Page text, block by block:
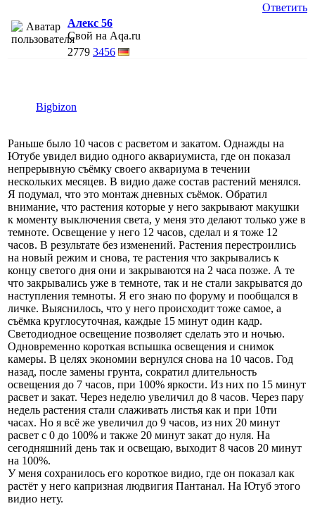
Ответить
Алекс 56
Свой на Aqa.ru
2779 3456
Bigbizon
Раньше было 10 часов с расветом и закатом. Однажды на
Ютубе увидел видио одного аквариумиста, где он показал
непрерывную съёмку своего аквариума в течении
нескольких месяцев. В видио даже состав растений менялся.
Я подумал, что это монтаж дневных съёмок. Обратил
внимание, что растения которые у него закрывают макушки
к моменту выключения света, у меня это делают только уже в
темноте. Освещение у него 12 часов, сделал и я тоже 12
часов. В результате без изменений. Растения перестроились
на новый режим и снова, те растения что закрывались к
концу светого дня они и закрываются на 2 часа позже. А те
что закрывались уже в темноте, так и не стали закрыватся до
наступления темноты. Я его знаю по форуму и пообщался в
личке. Выяснилось, что у него происходит тоже самое, а
съёмка круглосуточная, каждые 15 минут один кадр.
Светодиодное освещение позволяет сделать это и ночью.
Одновременно короткая вспышка освещения и снимок
камеры. В целях экономии вернулся снова на 10 часов. Год
назад, после замены грунта, сократил длительность
освещения до 7 часов, при 100% яркости. Из них по 15 минут
расвет и закат. Через неделю увеличил до 8 часов. Через пару
недель растения стали слаживать листья как и при 10ти
часах. Но я всё же увеличил до 9 часов, из них 20 минут
расвет с 0 до 100% и также 20 минут закат до нуля. На
сегодняшний день так и освещаю, выходит 8 часов 20 минут
на 100%.
У меня сохранилось его короткое видио, где он показал как
растёт у него капризная людвигия Пантанал. На Ютуб этого
видио нету.